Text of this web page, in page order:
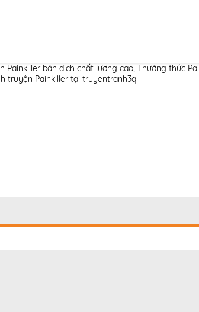
Painkiller bản dịch chất lượng cao, Thưởng thức
truyện Painkiller tại truyentranh3q